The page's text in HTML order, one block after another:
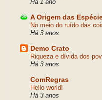
Há 1 ano
A Origem das
No meio do ruído das
Há 3 anos
Demo Crato
Riqueza e dívida dos
Há 3 anos
ComRegras
Hello world!
Há 3 anos